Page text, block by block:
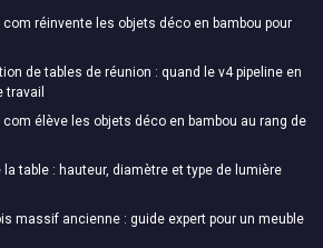
réinvente les objets déco en bambou pour
de tables de réunion : quand le v4 pipeline en
travail
élève les objets déco en bambou au rang de
table : hauteur, diamètre et type de lumière
massif ancienne : guide expert pour un meuble